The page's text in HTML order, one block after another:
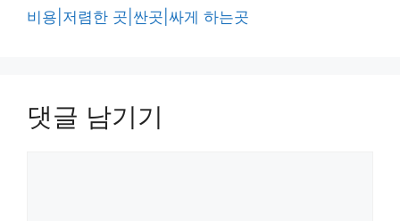
비용|저렴한 곳|싼곳|싸게 하는곳
댓글 남기기